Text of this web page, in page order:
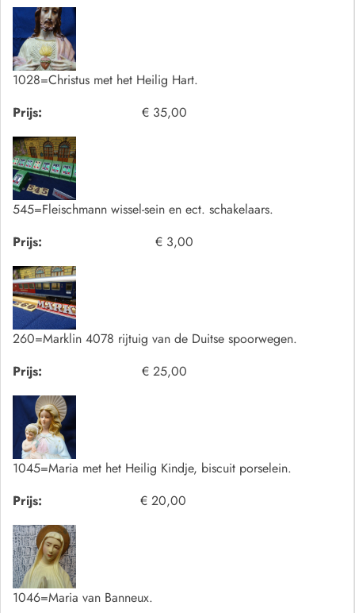
1028=Christus met het Heilig Hart.
Prijs:
€ 35,00
545=Fleischmann wissel-sein en ect. schakelaars.
Prijs:
€ 3,00
260=Marklin 4078 rijtuig van de Duitse spoorwegen.
Prijs:
€ 25,00
1045=Maria met het Heilig Kindje, biscuit porselein.
Prijs:
€ 20,00
1046=Maria van Banneux.